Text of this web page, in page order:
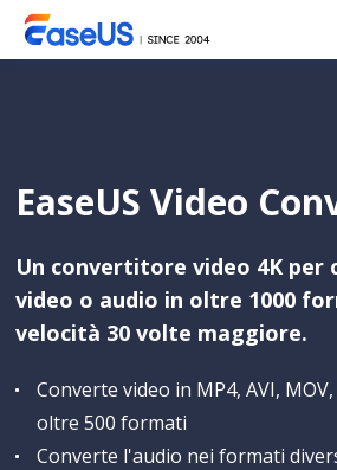
EaseUS Video
Un convertitore video 4K per
video o audio in oltre 1000
velocità 30 volte maggiore.
Converte video in MP4, AVI,
oltre 500 formati
Converte l'audio nei formati